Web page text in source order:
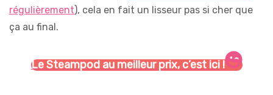
régulièrement), cela en fait un lisseur pas si cher que
ça au final.
Le Steampod au meilleur prix, c’est ici !